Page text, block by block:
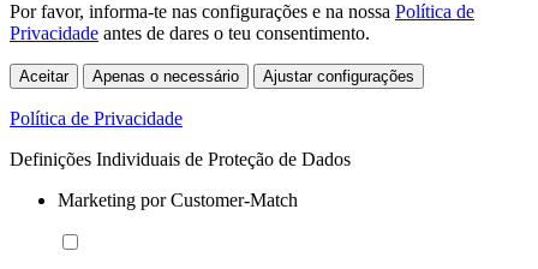
Por favor, informa-te nas configurações e na nossa Política de
Privacidade antes de dares o teu consentimento.
Aceitar Apenas o necessário Ajustar configurações
Política de Privacidade
Definições Individuais de Proteção de Dados
Marketing por Customer-Match